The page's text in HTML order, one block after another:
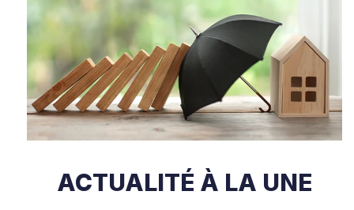
ACTUALITÉ À LA UNE